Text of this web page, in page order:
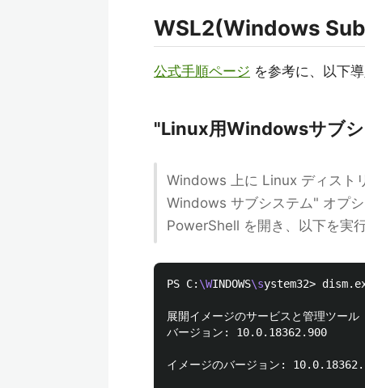
WSL2(Windows
公式手順ページ を参考に、以下導
"Linux用Windowsサブ
Windows 上に Linux ディスト
Windows サブシステム" オプ
PowerShell を開き、以下を実行
PS C: \WINDOWS\system32>
展開イメージのサービスと管理ツール
バージョン: 10.0.18362.900
イメージのバージョン: